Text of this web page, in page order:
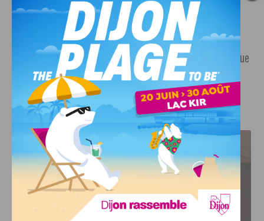
Hier après-midi, les policiers de la brigade spéciale de
terrain ont réalisé une belle prise : 10 kilos de cannabis ont
été découvert dans un véhicule en stationnement. La drogue
a été saisie. Une enquête est en cours.
J'AIME LE DFCO